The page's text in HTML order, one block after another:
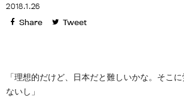
2018.1.26
Share Tweet
「理想的だけど、日本だと難しいかな。そこ
ないし」